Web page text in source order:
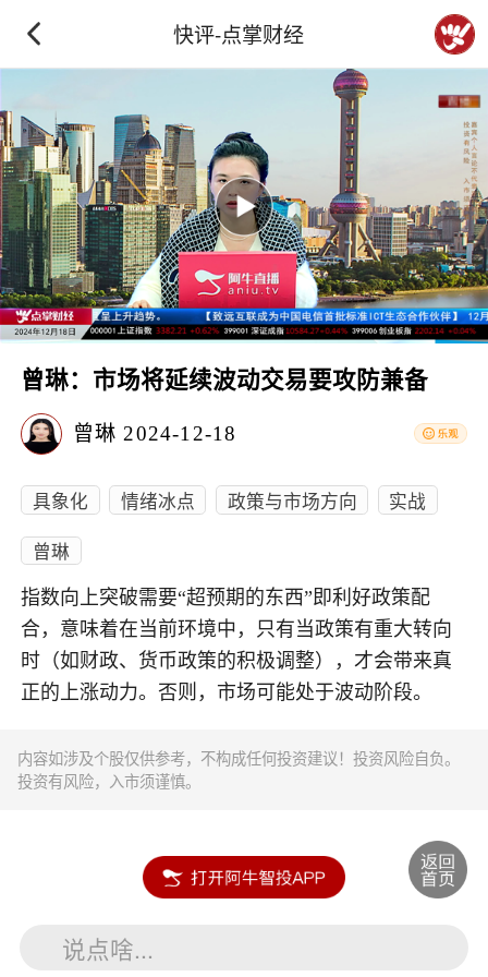
快评-点掌财经
曾琳：市场将延续波动交易要攻防兼备
曾琳 2024-12-18
具象化 情绪冰点 政策与市场方向
实战
曾琳
指数向上突破需要“超预期的东西”即利好政策配
合，意味着在当前环境中，只有当政策有重大转向
时（如财政、货币政策的积极调整），才会带来真
正的上涨动力。否则，市场可能处于波动阶段。
内容如涉及个股仅供参考，不构成任何投资建议！投资风险自负。
投资有风险，入市须谨慎。
说点啥...